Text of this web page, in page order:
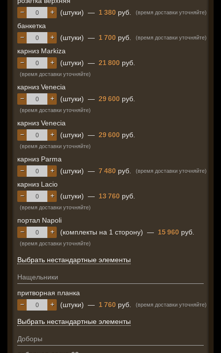
+
− (штуки) — 1 380 руб. (время доставки уточняйте)
банкетка
+
− (штуки) — 1 700 руб. (время доставки уточняйте)
карниз Markiza
+
− (штуки) — 21 800 руб.
(время доставки уточняйте)
карниз Venecia
+
− (штуки) — 29 600 руб.
(время доставки уточняйте)
карниз Venecia
+
− (штуки) — 29 600 руб.
(время доставки уточняйте)
карниз Parma
+
− (штуки) — 7 480 руб. (время доставки уточняйте)
карниз Lacio
+
− (штуки) — 13 760 руб.
(время доставки уточняйте)
портал Napoli
+
− (комплекты на 1 сторону) — 15 960 руб.
(время доставки уточняйте)
Выбрать нестандартные элементы
Нащельники
притворная планка
+
− (штуки) — 1 760 руб. (время доставки уточняйте)
Выбрать нестандартные элементы
Доборы